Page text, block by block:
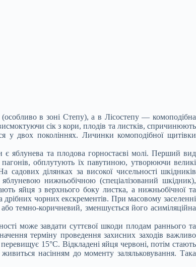
в зоні Степу), а в Лісостепу — комоподібна
сік з кори, плодів та листків, спричинюють
у двох поколіннях. Личинки комоподібної щитівки
яблунева та плодова горностаєві молі. Перший вид
обплутують їх павутиною, утворюючи великі
ділянках за високої чисельності шкідників
нижньобічною (спеціалізований шкідник),
яйця з верхнього боку листка, а нижньобічної та
чорних екскрементів. При масовому заселенні
темно-коричневий, зменшується його асиміляційна
може завдати суттєвої шкоди плодам раннього та
терміну проведення захисних заходів важливо
15°С. Відкладені яйця червоні, потім стають
насінням до моменту заляльковування. Така